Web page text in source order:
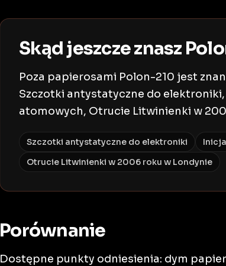
Skąd jeszcze znasz
Poza papierosami Polon-210 jest
Szczotki antystatyczne do
atomowych, Otrucie Litwinienki w
Szczotki antystatyczne do elektroniki
Otrucie Litwinienki w 2006 roku w Londynie
Porównanie
Dostępne punkty odniesienia: dym